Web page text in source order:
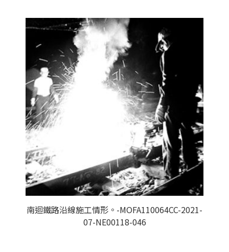
南迴鐵路沿線施工情形。-MOFA110064CC-2021-
07-NE00118-046